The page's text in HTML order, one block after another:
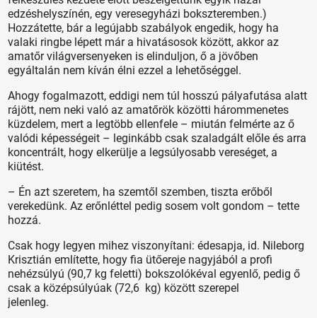
edzéshelyszínén, egy veresegyházi bokszteremben.)
Hozzátette, bár a legújabb szabályok engedik, hogy ha
valaki ringbe lépett már a hivatásosok között, akkor az
amatőr világversenyeken is elinduljon, ő a jövőben
egyáltalán nem kíván élni ezzel a lehetőséggel.
Ahogy fogalmazott, eddigi nem túl hosszú pályafutása alatt
rájött, nem neki való az amatőrök közötti hárommenetes
küzdelem, mert a legtöbb ellenfele – miután felmérte az ő
valódi képességeit – leginkább csak szaladgált előle és arra
koncentrált, hogy elkerülje a legsúlyosabb vereséget, a
kiütést.
– Én azt szeretem, ha szemtől szemben, tiszta erőből
verekedünk. Az erőnléttel pedig sosem volt gondom – tette
hozzá.
Csak hogy legyen mihez viszonyítani: édesapja, id. Nileborg
Krisztián említette, hogy fia ütőereje nagyjából a profi
nehézsúlyú (90,7 kg feletti) bokszolókéval egyenlő, pedig ő
csak a középsúlyúak (72,6 kg) között szerepel
jelenleg.